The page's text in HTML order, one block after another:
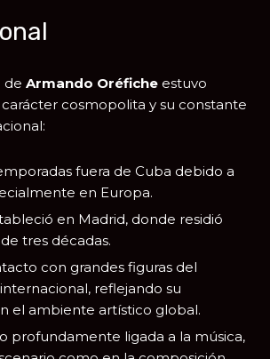
deArmando Oréfiche estuvo
cosmopolita y su constante
fuera de Cuba debido a
en Europa.
en Madrid, donde residió
tres décadas.
con grandes figuras del
reflejando su
el ambiente artístico global.
profundamente ligada a la música,